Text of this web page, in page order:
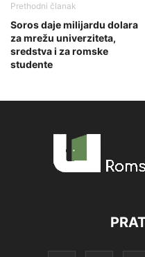
Prethodni članak
Soros daje milijardu dolara
za mrežu univerziteta,
sredstva i za romske
studente